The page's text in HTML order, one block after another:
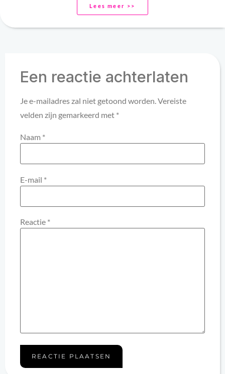
Lees meer >>
Een reactie achterlaten
Je e-mailadres zal niet getoond worden.Vereiste
velden zijn gemarkeerd met *
Naam *
E-mail *
Reactie *